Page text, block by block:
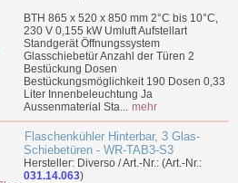
BTH 865 x 520 x 850 mm 2°C bis 10°C,
230 V 0,155 kW Umluft Aufstellart
Standgerät Öffnungssystem
Glasschiebetür Anzahl der Türen 2
Bestückung Dosen
Bestückungsmöglichkeit 190 Dosen 0,33
Liter Innenbeleuchtung Ja
Aussenmaterial Sta... mehr
Flaschenkühler Hinterbar, 3 Glas-
Schiebetüren - WR-TAB3-S3
Hersteller: Diverso / Art.-Nr.: (Art.-Nr.:
031.14.063)